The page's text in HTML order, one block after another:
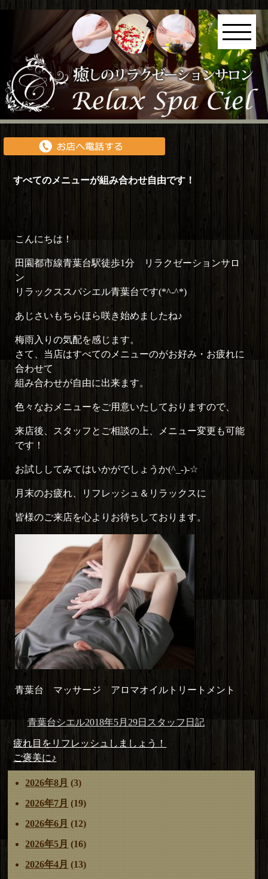
すべてのメニューが組み合わせ自由です！
こんにちは！
田園都市線青葉台駅徒歩1分 リラクゼーションサロ
ン
リラックススパシエル青葉台です(*^-^*)
あじさいもちらほら咲き始めましたね♪
梅雨入りの気配を感じます。
さて、当店はすべてのメニューのがお好み・お疲れに
合わせて
組み合わせが自由に出来ます。
色々なおメニューをご用意いたしておりますので、
来店後、スタッフとご相談の上、メニュー変更も可能
です！
お試ししてみてはいかがでしょうか(^_-)-☆
月末のお疲れ、リフレッシュ＆リラックスに
皆様のご来店を心よりお待ちしております。
青葉台 マッサージ アロマオイルトリートメント
投
者
青葉台シエル投
日:
2018年5月29日 カ
ゴ
スタッフ日記
投
稿
ナ
ビ
ゲ
シ
ョ
前
の
投
稿:
疲れ目をリフレッシュしましょう！
次
の
投
稿:
ご褒美に♪
2026年8月 (3)
2026年7月 (19)
2026年6月 (12)
2026年5月 (16)
2026年4月 (13)